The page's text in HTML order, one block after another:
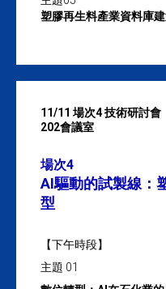
塑膠再生料產業資料庫
11/11 場次4 技術研討會
202會議室
場次4
AI驅動的試製線：
型
【下午時段】
主題 01